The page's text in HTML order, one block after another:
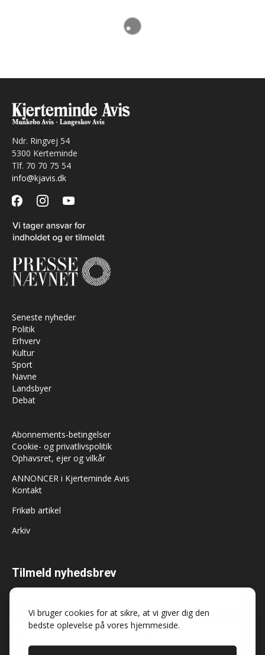
Vi bruger cookies for at sikre, at vi giver dig den
bedste oplevelse på vores hjemmeside.
Ndr. Ringvej 54
5300 Kerteminde
Tlf. 70 70 75 54
info@kjavis.dk
facebookinstagramyoutube
Seneste nyheder
Politik
Erhverv
Kultur
Sport
Navne
Landsbyer
Debat
Abonnements-betingelser
Cookie- og privatlivspolitik
Ophavsret, ejer og vilkår
ANNONCER i Kjerteminde Avis
Kontakt
Frikøb artikel
Arkiv
Tilmeld nyhedsbrev